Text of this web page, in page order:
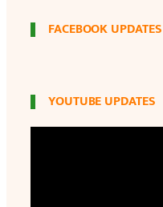
FACEBOOK UPDATES
YOUTUBE UPDATES